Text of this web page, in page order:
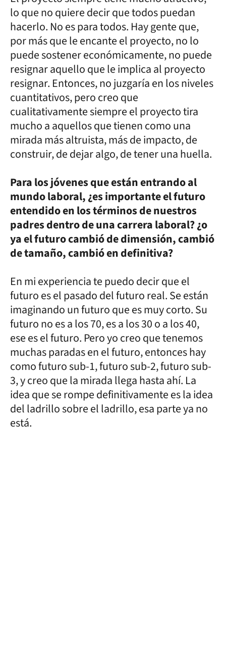
lo que no quiere decir que todos puedan
hacerlo. No es para todos. Hay gente que,
por más que le encante el proyecto, no lo
puede sostener económicamente, no puede
resignar aquello que le implica al proyecto
resignar. Entonces, no juzgaría en los niveles
cuantitativos, pero creo que
cualitativamente siempre el proyecto tira
mucho a aquellos que tienen como una
mirada más altruista, más de impacto, de
construir, de dejar algo, de tener una huella.
Para los jóvenes que están entrando al
mundo laboral, ¿es importante el futuro
entendido en los términos de nuestros
padres dentro de una carrera laboral? ¿o
ya el futuro cambió de dimensión, cambió
de tamaño, cambió en definitiva?
En mi experiencia te puedo decir que el
futuro es el pasado del futuro real. Se están
imaginando un futuro que es muy corto. Su
futuro no es a los 70, es a los 30 o a los 40,
ese es el futuro. Pero yo creo que tenemos
muchas paradas en el futuro, entonces hay
como futuro sub-1, futuro sub-2, futuro sub-
3, y creo que la mirada llega hasta ahí. La
idea que se rompe definitivamente es la idea
del ladrillo sobre el ladrillo, esa parte ya no
está.